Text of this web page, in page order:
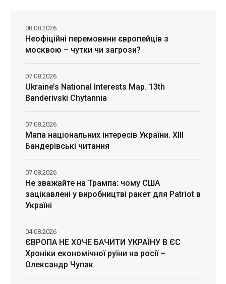
Неофіційні перемовини європейців з
москвою – чутки чи загрози?
08.08.2026
Ukraine’s National Interests Map. 13th
Banderivski Chytannia
07.08.2026
Мапа національних інтересів України. ХІІІ
Бандерівські читання
07.08.2026
Не зважайте на Трампа: чому США
зацікавлені у виробництві ракет для Patriot в
Україні
07.08.2026
ЄВРОПА НЕ ХОЧЕ БАЧИТИ УКРАЇНУ В ЄС
Хроніки економічної руїни на росії –
Олександр Чупак
04.08.2026